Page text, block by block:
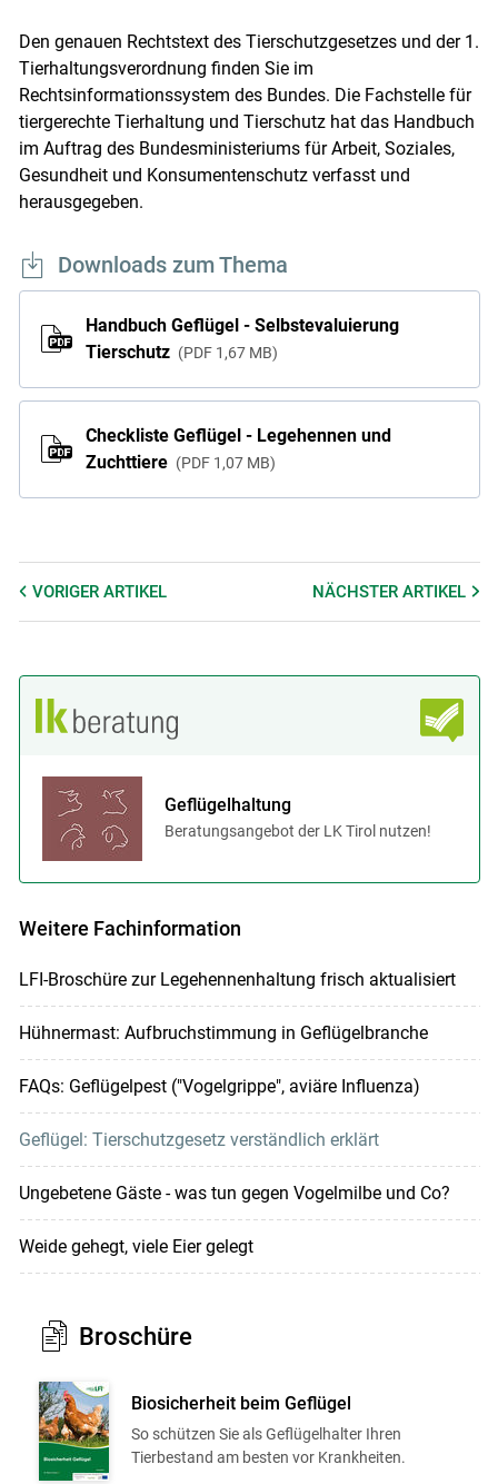
Den genauen Rechtstext des Tierschutzgesetzes und der 1.
Tierhaltungsverordnung finden Sie im
Rechtsinformationssystem des Bundes. Die Fachstelle für
tiergerechte Tierhaltung und Tierschutz hat das Handbuch
im Auftrag des Bundesministeriums für Arbeit, Soziales,
Gesundheit und Konsumentenschutz verfasst und
herausgegeben.
Downloads zum Thema
Handbuch Geflügel - Selbstevaluierung
Tierschutz
PDF 1,67 MB
Checkliste Geflügel - Legehennen und
Zuchttiere
PDF 1,07 MB
VORIGER ARTIKEL NÄCHSTERARTIKEL
Geflügelhaltung
Beratungsangebot der LK Tirol nutzen!
Weitere Fachinformation
LFI-Broschüre zur Legehennenhaltung frisch aktualisiert
Hühnermast: Aufbruchstimmung in Geflügelbranche
FAQs: Geflügelpest ("Vogelgrippe", aviäre Influenza)
Geflügel: Tierschutzgesetz verständlich erklärt
Ungebetene Gäste - was tun gegen Vogelmilbe und Co?
Weide gehegt, viele Eier gelegt
Broschüre
Biosicherheit beim Geflügel
So schützen Sie als Geflügelhalter Ihren
Tierbestand am besten vor Krankheiten.